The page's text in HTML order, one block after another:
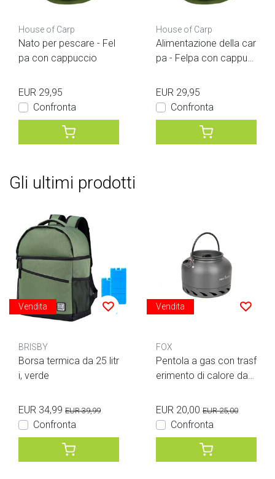
House of Carp
Nato per pescare - Fel
pa con cappuccio
EUR 29,95
Confronta
House of Carp
Alimentazione della car
pa - Felpa con cappuc
EUR 29,95
Confronta
Gli ultimi prodotti
Vendita
BRISBY
Borsa termica da 25 litr
i, verde
EUR 34,99 EUR 39,99
Confronta
Vendita
FOX
Pentola a gas con trasf
erimento di calore da
EUR 20,00 EUR 25,00
Confronta